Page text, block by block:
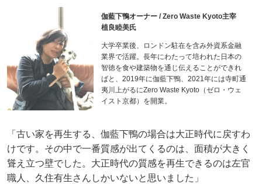
伽藍下鴨オーナー / Zero Waste Kyoto主宰
植良睦美氏
大学卒業後、ロンドン駐在を含み外資系金融
業界で活躍。長年にわたって培われた日本の
智徳を食や建築物を通じ伝えることができれ
ばと、2019年に伽藍下鴨、2021年には寺町通
夷川上がるにZero Waste Kyoto（ゼロ・ウェ
イスト京都）を開業。
「古い家を再生する、伽藍下鴨の場合は大正時代に戻すわ
けです。その中で一番質感が出てくるのは、面積が大きく
聳え立つ壁でした。大正時代の質感を再生できるのは左官
職人、久住有生さんしかいないと思いました」